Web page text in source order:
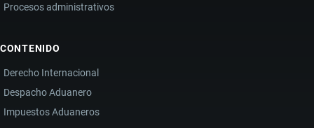
Procesos administrativos
CONTENIDO
Derecho Internacional
Despacho Aduanero
Impuestos Aduaneros